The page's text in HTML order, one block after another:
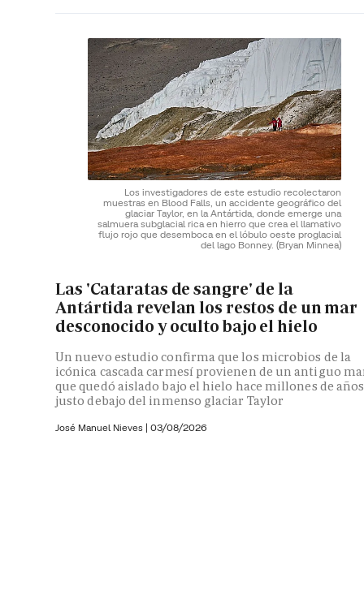
Los investigadores de este estudio recolectaron
muestras en Blood Falls, un accidente geográfico del
glaciar Taylor, en la Antártida, donde emerge una
salmuera subglacial rica en hierro que crea el llamativo
flujo rojo que desemboca en el lóbulo oeste proglacial
del lago Bonney. (Bryan Minnea)
Las 'Cataratas de sangre' de la
Antártida revelan los restos de un mar
desconocido y oculto bajo el hielo
Un nuevo estudio confirma que los microbios de la
icónica cascada carmesí provienen de un antiguo
que quedó aislado bajo el hielo hace millones de años
justo debajo del inmenso glaciar Taylor
José Manuel Nieves | 03/08/2026